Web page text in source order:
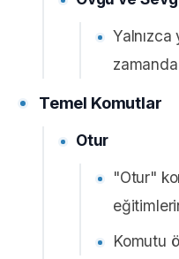
Temel Komutlar
Otur
"Otur"
Komutu